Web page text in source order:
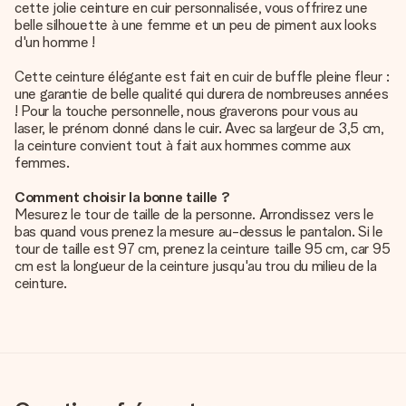
cette jolie ceinture en cuir personnalisée, vous offrirez une
belle silhouette à une femme et un peu de piment aux looks
d'un homme !
Cette ceinture élégante est fait en cuir de buffle pleine fleur :
une garantie de belle qualité qui durera de nombreuses années
! Pour la touche personnelle, nous graverons pour vous au
laser, le prénom donné dans le cuir. Avec sa largeur de 3,5 cm,
la ceinture convient tout à fait aux hommes comme aux
femmes.
Comment choisir la bonne taille ?
Mesurez le tour de taille de la personne. Arrondissez vers le
bas quand vous prenez la mesure au-dessus le pantalon. Si le
tour de taille est 97 cm, prenez la ceinture taille 95 cm, car 95
cm est la longueur de la ceinture jusqu'au trou du milieu de la
ceinture.